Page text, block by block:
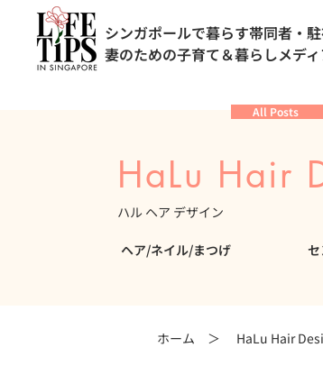
シンガポールで暮らす帯同者・
妻のための子育て＆暮らしメデ
All Posts
HaLu Hair
ハル ヘア デザイン
ヘア/ネイル/まつげ
ホーム ＞ HaLu Hair